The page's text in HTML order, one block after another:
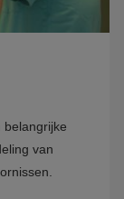
belangrijke
van